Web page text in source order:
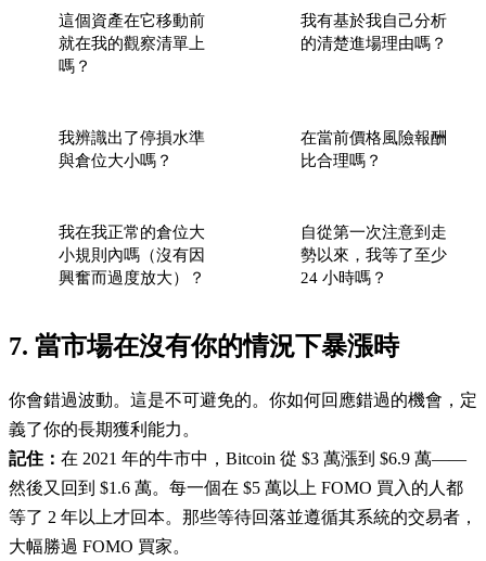
這個資產在它移動前
就在我的觀察清單上
嗎？
我有基於我自己分析
的清楚進場理由嗎？
我辨識出了停損水準
與倉位大小嗎？
在當前價格風險報酬
比合理嗎？
我在我正常的倉位大
小規則內嗎（沒有因
興奮而過度放大）？
自從第一次注意到走
勢以來，我等了至少
24 小時嗎？
7. 當市場在沒有你的情況下暴漲時
你會錯過波動。這是不可避免的。你如何回應錯過的機會，定
義了你的長期獲利能力。
記住： 在 2021 年的牛市中，Bitcoin 從 $3 萬漲到 $6.9 萬——
然後又回到 $1.6 萬。每一個在 $5 萬以上 FOMO 買入的人都
等了 2 年以上才回本。那些等待回落並遵循其系統的交易者，
大幅勝過 FOMO 買家。